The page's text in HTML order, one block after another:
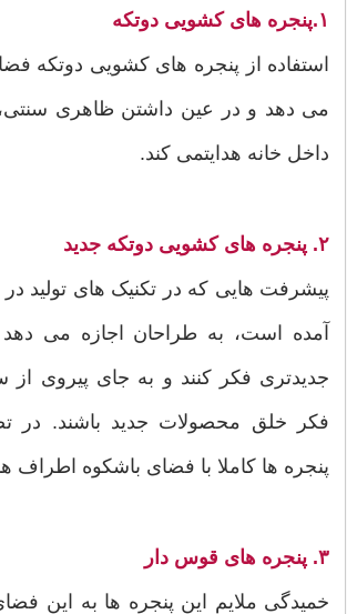
۱.پنجره های کشویی دوتکه
استفاده از پنجره های کشویی دوتکه فضا
می دهد و در عین داشتن ظاهری سنتی،
داخل خانه هدایتمی کند.
۲. پنجره های کشویی دوتکه جدید
پیشرفت هایی که در تکنیک های تولید در
آمده است، به طراحان اجازه می
جدیدتری فکر کنند و به جای پیروی از
فکر خلق محصولات جدید باشند. در
پنجره ها کاملا با فضای باشکوه اطراف
۳. پنجره های قوس دار
خمیدگی ملایم این پنجره ها به این